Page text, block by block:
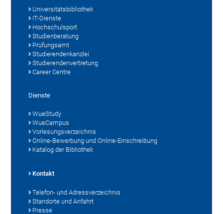
Universitätsbibliothek
IT-Dienste
Hochschulsport
Studienberatung
Prüfungsamt
Studierendenkanzlei
Studierendenvertretung
Career Centre
Dienste
WueStudy
WueCampus
Vorlesungsverzeichnis
Online-Bewerbung und Online-Einschreibung
Katalog der Bibliothek
Kontakt
Telefon- und Adressverzeichnis
Standorte und Anfahrt
Presse